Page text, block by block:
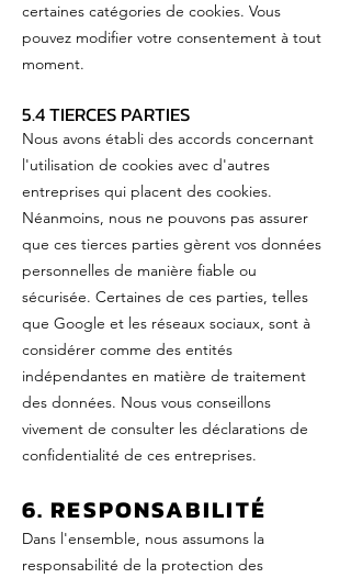
certaines catégories de cookies. Vous
pouvez modifier votre consentement à tout
moment.
5.4 TIERCES PARTIES
Nous avons établi des accords concernant
l'utilisation de cookies avec d'autres
entreprises qui placent des cookies.
Néanmoins, nous ne pouvons pas assurer
que ces tierces parties gèrent vos données
personnelles de manière fiable ou
sécurisée. Certaines de ces parties, telles
que Google et les réseaux sociaux, sont à
considérer comme des entités
indépendantes en matière de traitement
des données. Nous vous conseillons
vivement de consulter les déclarations de
confidentialité de ces entreprises.
6. RESPONSABILITÉ
Dans l'ensemble, nous assumons la
responsabilité de la protection des